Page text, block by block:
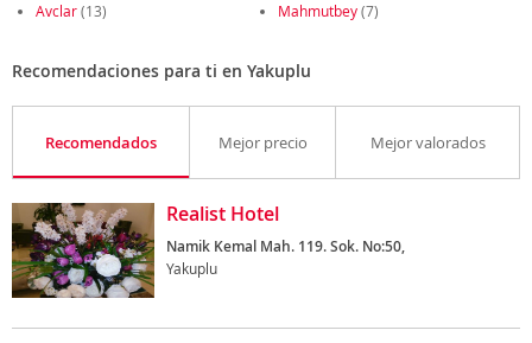
Avclar(13) Mahmutbey(7)
Recomendaciones para ti en Yakuplu
Recomendados Mejor precio Mejor valorados
Realist Hotel
Namik Kemal Mah. 119. Sok. No:50,
Yakuplu